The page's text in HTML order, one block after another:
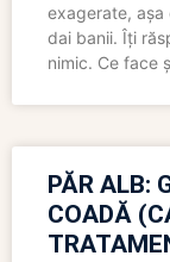
exagerate, așa
dai banii. Îți
nimic. Ce face
PĂR ALB:
COADĂ